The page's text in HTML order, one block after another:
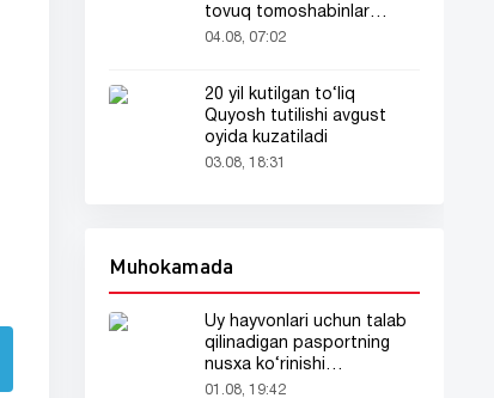
tovuq tomoshabinlar
e’tiborini tortdi
04.08, 07:02
20 yil kutilgan to‘liq
Quyosh tutilishi avgust
oyida kuzatiladi
03.08, 18:31
Muhokamada
Uy hayvonlari uchun talab
qilinadigan pasportning
nusxa ko‘rinishi
tarmoqlarda tarqaldi
01.08, 19:42